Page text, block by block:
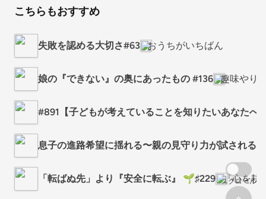
こちらもおすすめ
失敗を認める大切さ#63 おうちがいちばん
娘の『できない』の奥にあったもの #136 趣味やり
#891【子どもが考えていることを知りたいあなたへ
息子の進路希望に揺れる〜親の見守り力が試される
「転ばぬ先」より『安全に転ぶ』 🌱♯229 『心を耕
スクロール